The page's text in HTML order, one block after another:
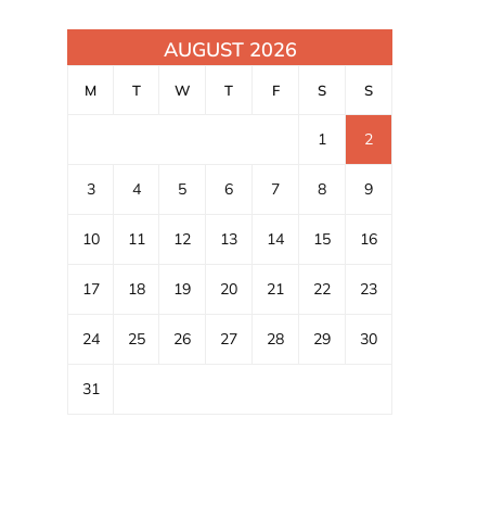
AUGUST 2026
M T W T F S S
1 2
3 4 5 6 7 8 9
10 11 12 13 14 15 16
17 18 19 20 21 22 23
24 25 26 27 28 29 30
31